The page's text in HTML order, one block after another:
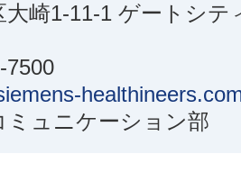
大崎1-11-1 ゲートシ
7500
ミュニケーション部